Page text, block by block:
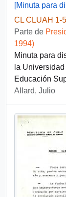
CL CLUAH 1-
Parte de
1994)
Minuta para
la
Educación
Allard, Julio